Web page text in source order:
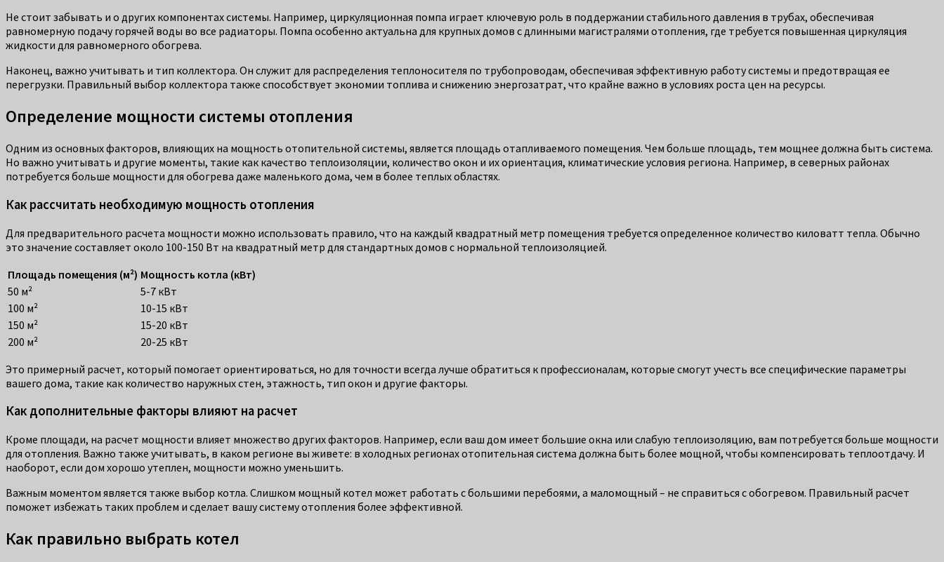
Не стоит забывать и о других компонентах системы. Например, циркуляционная помпа играет ключевую роль в поддержании стабильного давления в трубах, обеспечивая
равномерную подачу горячей воды во все радиаторы. Помпа особенно актуальна для крупных домов с длинными магистралями отопления, где требуется повышенная циркуляция
жидкости для равномерного обогрева.
Наконец, важно учитывать и тип коллектора. Он служит для распределения теплоносителя по трубопроводам, обеспечивая эффективную работу системы и предотвращая ее
перегрузки. Правильный выбор коллектора также способствует экономии топлива и снижению энергозатрат, что крайне важно в условиях роста цен на ресурсы.
Определение мощности системы отопления
Одним из основных факторов, влияющих на мощность отопительной системы, является площадь отапливаемого помещения. Чем больше площадь, тем мощнее должна быть система.
Но важно учитывать и другие моменты, такие как качество теплоизоляции, количество окон и их ориентация, климатические условия региона. Например, в северных районах
потребуется больше мощности для обогрева даже маленького дома, чем в более теплых областях.
Как рассчитать необходимую мощность отопления
Для предварительного расчета мощности можно использовать правило, что на каждый квадратный метр помещения требуется определенное количество киловатт тепла. Обычно
это значение составляет около 100-150 Вт на квадратный метр для стандартных домов с нормальной теплоизоляцией.
Площадь помещения (м²) Мощность котла (кВт)
50 м²
5-7 кВт
100 м²
10-15 кВт
150 м²
15-20 кВт
200 м²
20-25 кВт
Это примерный расчет, который помогает ориентироваться, но для точности всегда лучше обратиться к профессионалам, которые смогут учесть все специфические параметры
вашего дома, такие как количество наружных стен, этажность, тип окон и другие факторы.
Как дополнительные факторы влияют на расчет
Кроме площади, на расчет мощности влияет множество других факторов. Например, если ваш дом имеет большие окна или слабую теплоизоляцию, вам потребуется больше мощности
для отопления. Важно также учитывать, в каком регионе вы живете: в холодных регионах отопительная система должна быть более мощной, чтобы компенсировать теплоотдачу. И
наоборот, если дом хорошо утеплен, мощности можно уменьшить.
Важным моментом является также выбор котла. Слишком мощный котел может работать с большими перебоями, а маломощный – не справиться с обогревом. Правильный расчет
поможет избежать таких проблем и сделает вашу систему отопления более эффективной.
Как правильно выбрать котел